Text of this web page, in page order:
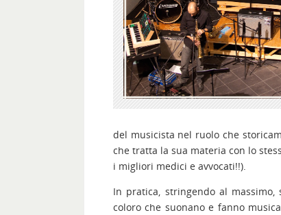
del musicista nel ruolo che
che tratta la sua materia con lo
i migliori medici e avvocati!!).
In pratica, stringendo al
coloro che suonano e fanno